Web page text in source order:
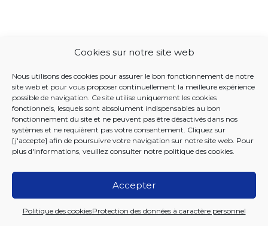
Cookies sur notre site web
Nous utilisons des cookies pour assurer le bon fonctionnement de notre
site web et pour vous proposer continuellement la meilleure expérience
possible de navigation. Ce site utilise uniquement les cookies
fonctionnels, lesquels sont absolument indispensables au bon
fonctionnement du site et ne peuvent pas être désactivés dans nos
systèmes et ne requièrent pas votre consentement. Cliquez sur
[j'accepte] afin de poursuivre votre navigation sur notre site web. Pour
plus d'informations, veuillez consulter notre politique des cookies.
Accepter
Politique des cookiesProtection des données à caractère personnel
2026 Iriscare